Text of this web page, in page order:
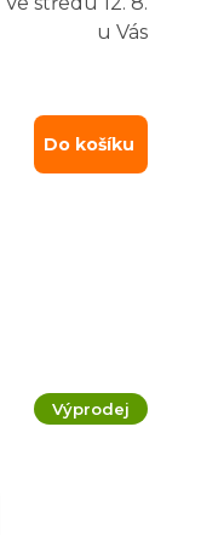
u Vás
Do košíku
Výprodej